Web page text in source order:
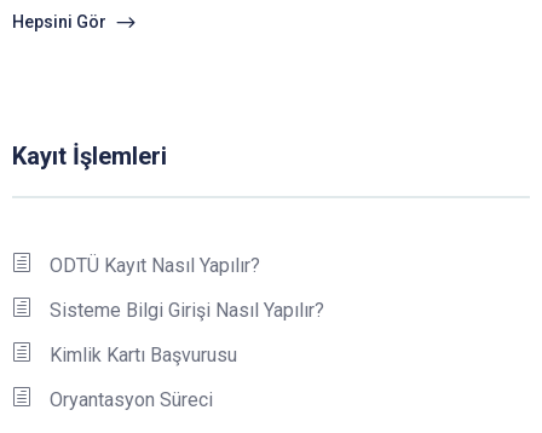
Hepsini Gör
Kayıt İşlemleri
ODTÜ Kayıt Nasıl Yapılır?
Sisteme Bilgi Girişi Nasıl Yapılır?
Kimlik Kartı Başvurusu
Oryantasyon Süreci